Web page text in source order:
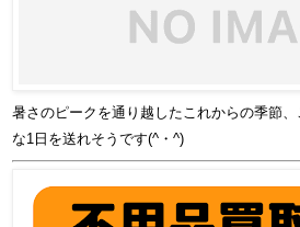
暑さのピークを通り越したこれからの季節
な1日を送れそうです(^・^)